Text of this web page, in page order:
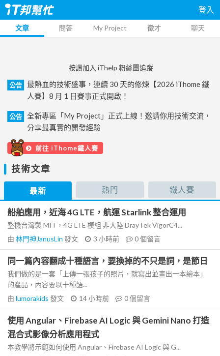
登入
文章 問答 My Project 徵才 聊天
按讚加入 iThelp 粉絲團追蹤
公告
最熱血的技術盛事，連續 30 天的修煉【2026 iThome 鐵
人賽】8 月 1 日賽事正式開啟！
公告
全新專區「My Project」正式上線！邀請你用技術交流，
分享最真實的開發經驗
前往 iThome鐵人賽
技術文章
最新 熱門 鐵人賽
船舶應用，近海 4G LTE，航運 Starlink 整合運用
整機台灣製 MIT，4G LTE 模組 非大陸 DrayTek VigorC4...
由 林門神JanusLin 發文 3 小時前 0個留言
同一篇內容翻成十種語言，要換掉的不只是詞，是節日
我們做的是一套「上傳一張孩子的照片，就寫出並畫出一本繪本」
的產品，內容要以十種語...
由 lumorakids 發文 14 小時前 0個留言
使用 Angular、Firebase AI Logic 與 Gemini Nano 打造
混合式影像分析應用程式
本教學將示範如何使用 Angular、Firebase AI Logic 與 G...